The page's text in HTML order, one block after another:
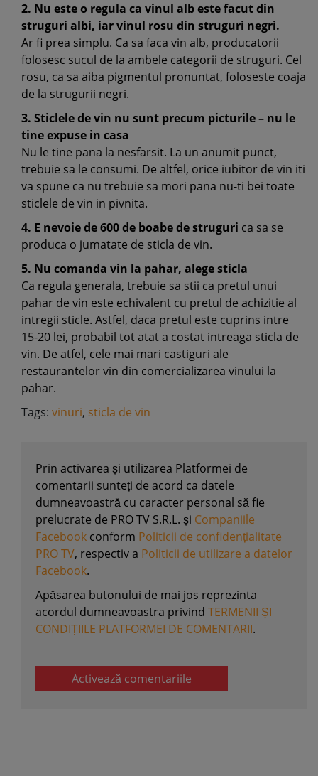
2. Nu este o regula ca vinul alb este facut din
struguri albi, iar vinul rosu din struguri negri.
Ar fi prea simplu. Ca sa faca vin alb, producatorii
folosesc sucul de la ambele categorii de struguri. Cel
rosu, ca sa aiba pigmentul pronuntat, foloseste coaja
de la strugurii negri.
3. Sticlele de vin nu sunt precum picturile – nu le
tine expuse in casa
Nu le tine pana la nesfarsit. La un anumit punct,
trebuie sa le consumi. De altfel, orice iubitor de vin iti
va spune ca nu trebuie sa mori pana nu-ti bei toate
sticlele de vin in pivnita.
4. E nevoie de 600 de boabe de struguri ca sa se
produca o jumatate de sticla de vin.
5. Nu comanda vin la pahar, alege sticla
Ca regula generala, trebuie sa stii ca pretul unui
pahar de vin este echivalent cu pretul de achizitie al
intregii sticle. Astfel, daca pretul este cuprins intre
15-20 lei, probabil tot atat a costat intreaga sticla de
vin. De atfel, cele mai mari castiguri ale
restaurantelor vin din comercializarea vinului la
pahar.
Tags: vinuri, sticla de vin
Prin activarea și utilizarea Platformei de
comentarii sunteți de acord ca datele
dumneavoastră cu caracter personal să fie
prelucrate de PRO TV S.R.L. și Companiile
Facebook conform Politicii de confidențialitate
PRO TV, respectiv a Politicii de utilizare a datelor
Facebook.
Apăsarea butonului de mai jos reprezinta
acordul dumneavoastra privind TERMENII ȘI
CONDIȚIILE PLATFORMEI DE COMENTARII.
Activează comentariile